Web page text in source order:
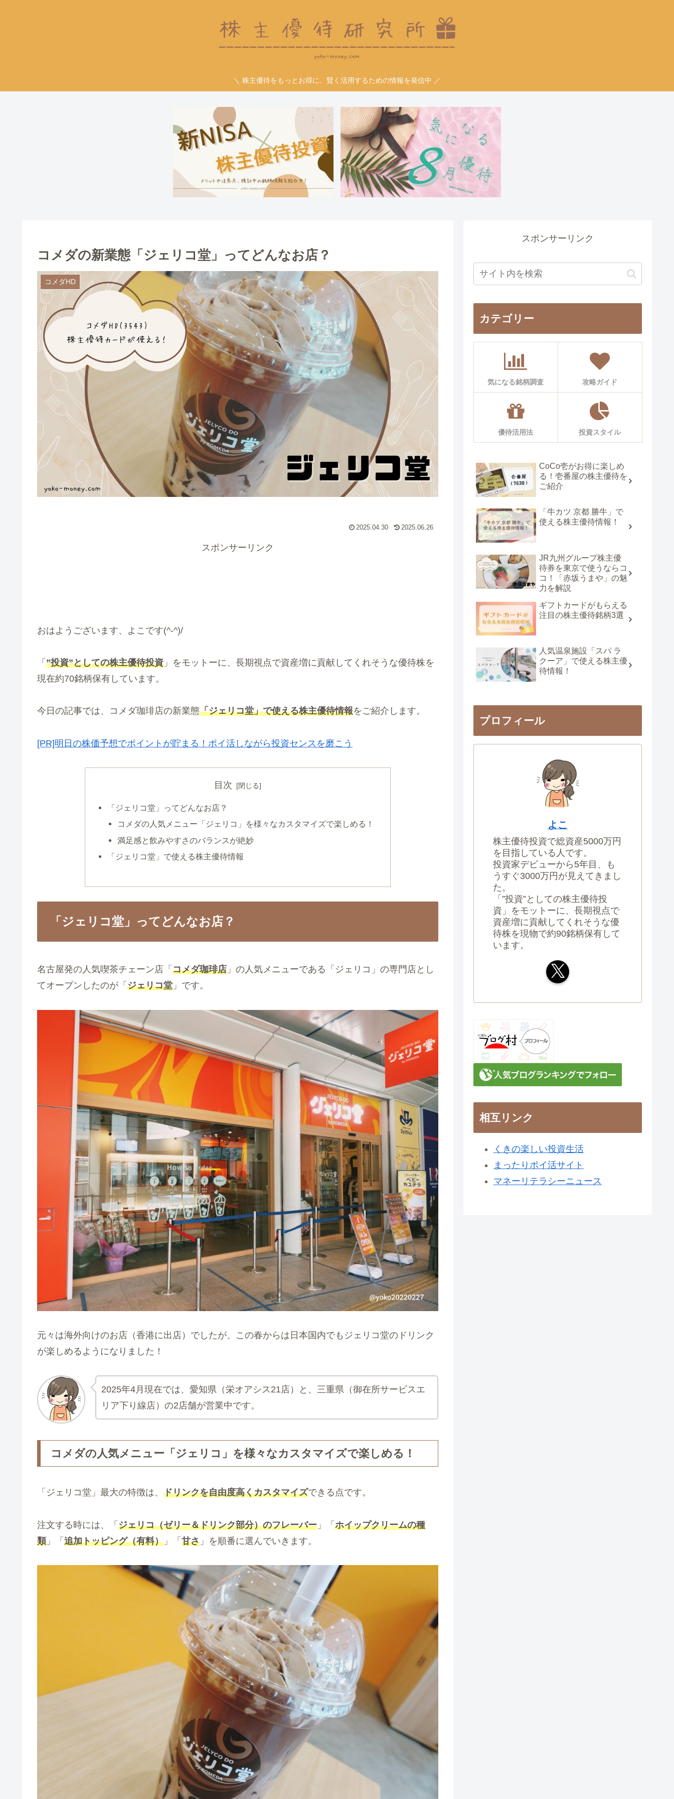
＼ 株主優待をもっとお得に、賢く活用するための情報を発信中 ／
コメダの新業態「ジェリコ堂」ってどんなお店？
コメダHD
2025.04.30 2025.06.26
スポンサーリンク
おはようございます、よこです(^-^)/
「 ”投資”としての株主優待投資 」をモットーに、長期視点で資産増に貢献してくれそうな優待株を
現在約70銘柄保有しています。
今日の記事では、コメダ珈琲店の新業態「ジェリコ堂」で使える株主優待情報をご紹介します。
[PR]明日の株価予想でポイントが貯まる！ポイ活しながら投資センスを磨こう
目次
「ジェリコ堂」ってどんなお店？
コメダの人気メニュー「ジェリコ」を様々なカスタマイズで楽しめる！
満足感と飲みやすさのバランスが絶妙
「ジェリコ堂」で使える株主優待情報
「ジェリコ堂」ってどんなお店？
名古屋発の人気喫茶チェーン店「 コメダ珈琲店 」の人気メニューである「ジェリコ」の専門店とし
てオープンしたのが「 ジェリコ堂 」です。
元々は海外向けのお店（香港に出店）でしたが、この春からは日本国内でもジェリコ堂のドリンク
が楽しめるようになりました！
2025年4月現在では、愛知県（栄オアシス21店）と、三重県（御在所サービスエ
リア下り線店）の2店舗が営業中です。
コメダの人気メニュー「ジェリコ」を様々なカスタマイズで楽しめる！
「ジェリコ堂」最大の特徴は、 ドリンクを自由度高くカスタマイズできる点です。
注文する時には、「 ジェリコ（ゼリー＆ドリンク部分）のフレーバー 」「 ホイップクリームの種
類」「 追加トッピング（有料） 」「 甘さ 」を順番に選んでいきます。
スポンサーリンク
カテゴリー
気になる銘柄調査 攻略ガイド
優待活用法 投資スタイル
CoCo壱がお得に楽しめ
る！壱番屋の株主優待を
ご紹介
「牛カツ 京都 勝牛」で
使える株主優待情報！
JR九州グループ株主優
待券を東京で使うならコ
コ！「赤坂うまや」の魅
力を解説
ギフトカードがもらえる
注目の株主優待銘柄3選
人気温泉施設「スパ ラ
クーア」で使える株主優
待情報！
プロフィール
よこ
株主優待投資で総資産5000万円
を目指している人です。
投資家デビューから5年目、も
うすぐ3000万円が見えてきまし
た。
「”投資”としての株主優待投
資」をモットーに、長期視点で
資産増に貢献してくれそうな優
待株を現物で約90銘柄保有して
います。
相互リンク
くきの楽しい投資生活
まったりポイ活サイト
マネーリテラシーニュース